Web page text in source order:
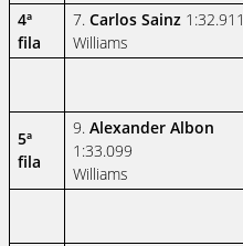
4ª
fila
7.Carlos Sainz 1:32.911
Williams
5ª
fila
9.Alexander Albon
1:33.099
Williams